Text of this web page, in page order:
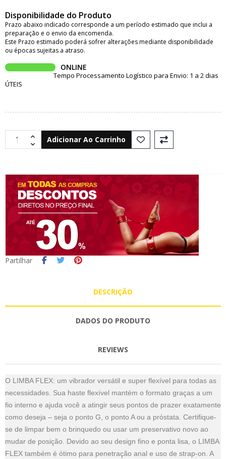
Disponibilidade do Produto
Prazo abaixo indicado corresponde a um período estimado que inclui a
preparação e o envio da encomenda.
Este Prazo estimado poderá sofrer alterações mediante disponibilidade
ou épocas sujeitas a atraso.
ONLINE
Tempo Processamento Logístico para Envio: 1 a 2 dias
ÚTEIS
Adicionar Ao Carrinho
Partilhar
DESCRIÇÃO
DADOS DO PRODUTO
REVIEWS
O LIMBA FLEX: um vibrador versátil e super flexível para todas as
necessidades. Sua haste flexível mantém o formato graças a um
fio interno e ajuda você a atingir seus pontos de prazer exatamente
como deseja – seja o ponto G, o ponto A ou a próstata. Certifique-
se de limpar bem o brinquedo ou usar um preservativo novo ao
mudar de posição. Devido ao seu design fino e ponta lisa, o LIMBA
FLEX também é ótimo para penetração anal e uso de strap-on. A